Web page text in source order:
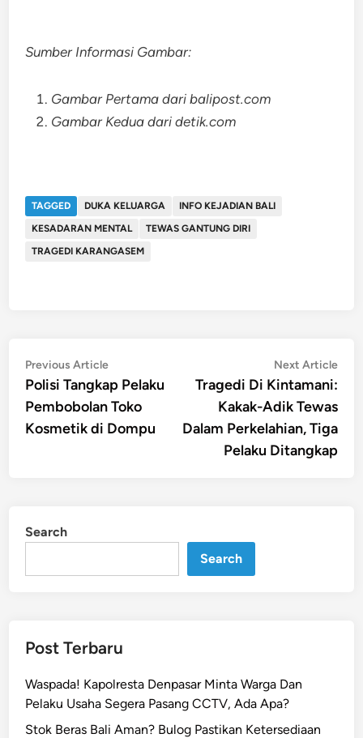
Sumber Informasi Gambar:
Gambar Pertama dari balipost.com
Gambar Kedua dari detik.com
TAGGED DUKA KELUARGA
INFO KEJADIAN BALI
KESADARAN MENTAL
TEWAS GANTUNG DIRI
TRAGEDI KARANGASEM
Post
navigation
Previous ArticlePrevious
article:
Polisi Tangkap Pelaku
Pembobolan Toko
Kosmetik di Dompu
Next Article
Tragedi Di Kintamani:
Kakak-Adik Tewas
Dalam Perkelahian, Tiga
Pelaku Ditangkap
Search
Search
Post Terbaru
Waspada! Kapolresta Denpasar Minta Warga Dan
Pelaku Usaha Segera Pasang CCTV, Ada Apa?
Stok Beras Bali Aman? Bulog Pastikan Ketersediaan